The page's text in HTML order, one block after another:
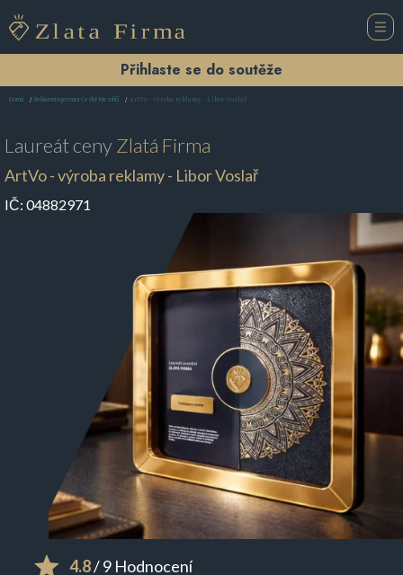
Přihlaste se do soutěže
Domů Reklamní agentura České Meziříčí ArtVo - výroba reklamy - Libor Voslař
Laureát cenyZlatá Firma
ArtVo - výroba reklamy - Libor Voslař
IČ: 04882971
4.8/ 9 Hodnocení